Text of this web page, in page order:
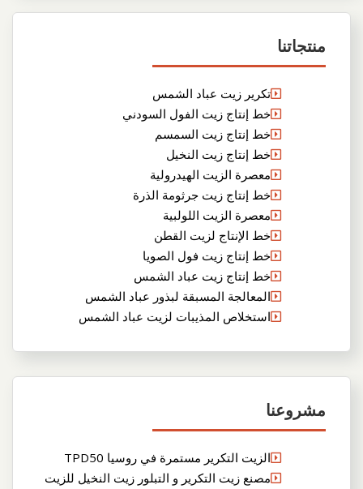
منتجاتنا
تكرير زيت عباد الشمس
خط إنتاج زيت الفول السودني
خط إنتاج زيت السمسم
خط إنتاج زيت النخيل
معصرة الزيت الهيدرولية
خط إنتاج زيت جرثومة الذرة
معصرة الزيت اللولبية
خط الإنتاج لزيت القطن
خط إنتاج زيت فول الصويا
خط إنتاج زيت عباد الشمس
المعالجة المسبقة لبذور عباد الشمس
استخلاص المذيبات لزيت عباد الشمس
مشروعنا
الزيت التكرير مستمرة في روسيا TPD50
مصنع زيت التكرير و التبلور زيت النخيل للزيت